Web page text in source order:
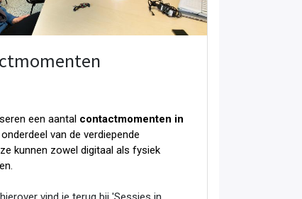
een aantal contactmomenten in
van de verdiepende
kunnen zowel digitaal als fysiek